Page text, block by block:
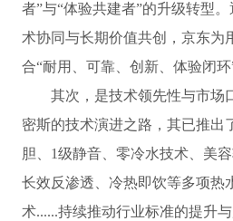
者”与“体验共建者”的升级转型
术协同与长期价值共创，京东为
合“耐用、可靠、创新、体验闭环
其次，是技术领先性与市场
密斯的技术演进之路，其已推出
胆、1级静音、零冷水技术、美
长效反渗透、冷热即饮等多项热
术......持续推动行业标准的提升与